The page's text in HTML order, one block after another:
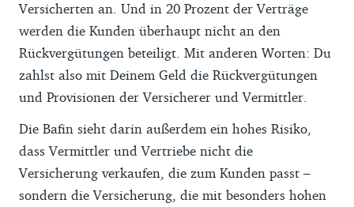
Versicherten an. Und in 20 Prozent der Verträge
werden die Kunden überhaupt nicht an den
Rückvergütungen beteiligt. Mit anderen Worten: Du
zahlst also mit Deinem Geld die Rückvergütungen
und Provisionen der Versicherer und Vermittler.
Die Bafin sieht darin außerdem ein hohes Risiko,
dass Vermittler und Vertriebe nicht die
Versicherung verkaufen, die zum Kunden passt –
sondern die Versicherung, die mit besonders hohen